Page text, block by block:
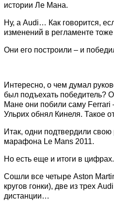
истории Ле Мана.
Ну, а Audi… Как говорится,
изменений в регламенте
Они его построили – и
Интересно, о чем думал
был подъехать победитель?
Мане они побили саму Ferrari
Ульрих обнял Кинеля. Такое
Итак, одни подтвердили
марафона Le Mans 2011.
Но есть еще и итоги в
Сошли все четыре Aston
кругов гонки), две из трех
дистанции…